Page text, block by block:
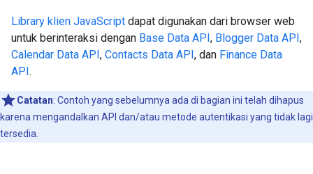
Library klien JavaScript dapat digunakan dari browser web
untuk berinteraksi dengan Base Data API, Blogger Data API,
Calendar Data API, Contacts Data API, dan Finance Data
API.
Catatan: Contoh yang sebelumnya ada di bagian ini telah dihapus
karena mengandalkan API dan/atau metode autentikasi yang tidak lagi
tersedia.